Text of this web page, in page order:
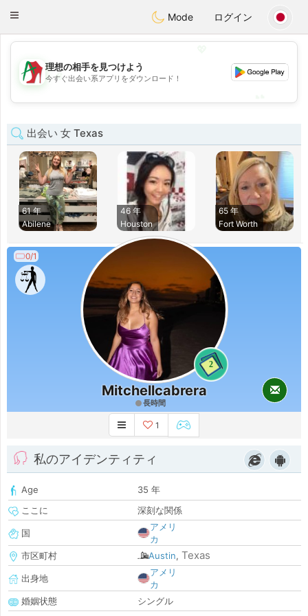
AmamiOra
Toggle
Mode ログイン
💖
💕
理想の相手を見つけよう
今すぐ出会い系アプリをダウンロード！
出会い 女 Texas
61 年
Abilene
46 年
Houston
65 年
Fort Worth
0/1
2
Mitchellcabrera
長時間
1
私のアイデンティティ
Age
35 年
ここに
深刻な関係
国
アメリ
カ
市区町村
Austin, Texas
出身地
アメリ
カ
婚姻状態
シングル